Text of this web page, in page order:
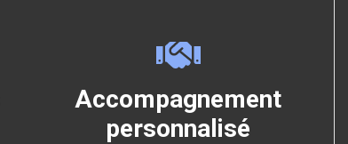
Accompagnement
personnalisé